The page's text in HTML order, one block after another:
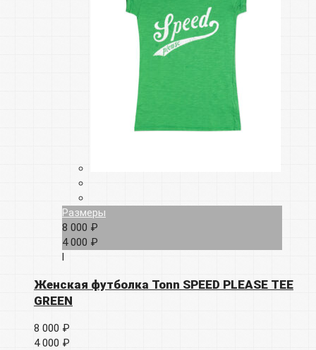
Размеры
8 000 ₽
4 000 ₽
l
Женская футболка Tonn SPEED PLEASE TEE
GREEN
8 000 ₽
4 000 ₽